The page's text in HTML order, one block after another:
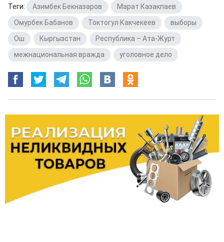
Теги: Азимбек Бекназаров Марат Казакпаев
Омурбек Бабанов
Токтогул Какчекеев выборы
Ош
Кыргызстан Республика – Ата-Журт
межнациональная вражда
уголовное дело